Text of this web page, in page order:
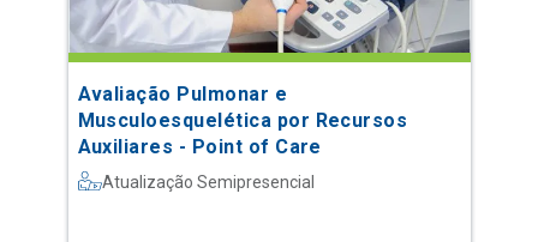
Avaliação Pulmonar e
Musculoesquelética por Recursos
Auxiliares - Point of Care
Atualização Semipresencial